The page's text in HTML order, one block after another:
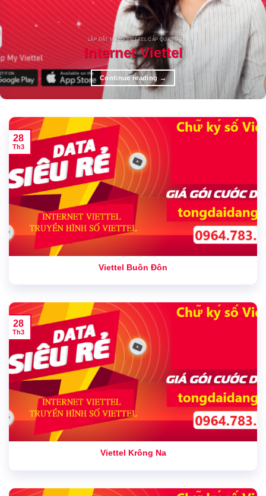
LẮP ĐẶT MẠNG VIETTEL CÁP QUANG
Internet Viettel
Continue reading →
Viettel Buôn Đôn
28
Th3
Viettel Krông Na
28
Th3